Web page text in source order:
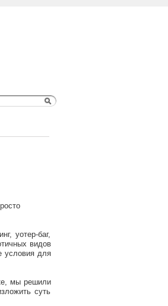
уотер-баг,
видов
условия для
мы решили
суть